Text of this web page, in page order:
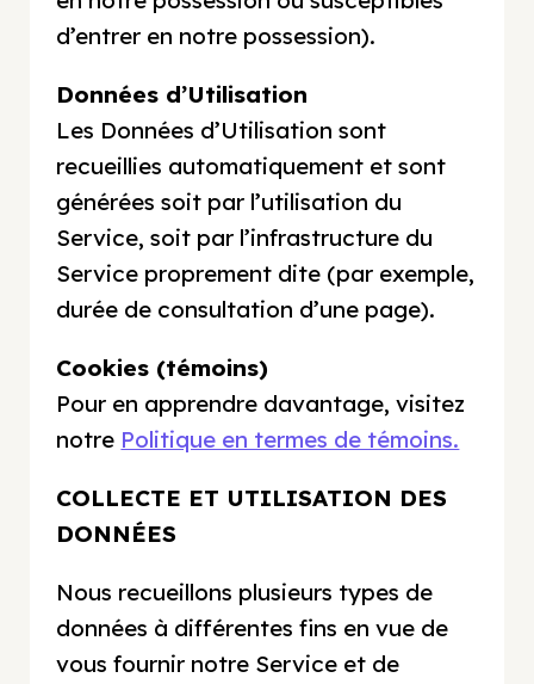
d’entrer en notre possession).
Données d’Utilisation
Les Données d’Utilisation sont
recueillies automatiquement et sont
générées soit par l’utilisation du
Service, soit par l’infrastructure du
Service proprement dite (par exemple,
durée de consultation d’une page).
Cookies (témoins)
Pour en apprendre davantage, visitez
notre Politique en termes de témoins.
COLLECTE ET UTILISATION DES
DONNÉES
Nous recueillons plusieurs types de
données à différentes fins en vue de
vous fournir notre Service et de